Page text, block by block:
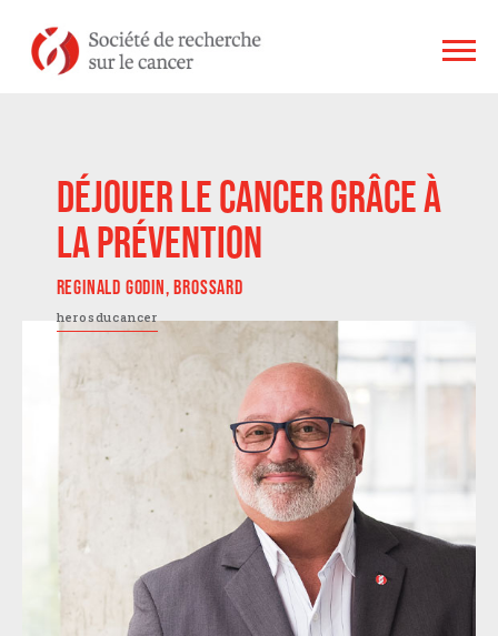
DÉJOUER LE CANCER GRÂCE À
LA PRÉVENTION
REGINALD GODIN, BROSSARD
herosducancer